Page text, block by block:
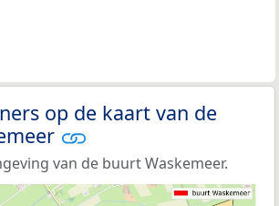
op de kaart van de
van de buurt Waskemeer.